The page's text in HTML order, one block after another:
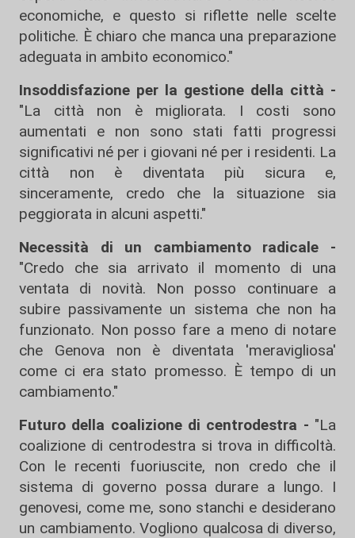
economiche, e questo si riflette nelle scelte
politiche. È chiaro che manca una preparazione
adeguata in ambito economico."
Insoddisfazione per la gestione della città -
"La città non è migliorata. I costi sono
aumentati e non sono stati fatti progressi
significativi né per i giovani né per i residenti. La
città non è diventata più sicura e,
sinceramente, credo che la situazione sia
peggiorata in alcuni aspetti."
Necessità di un cambiamento radicale -
"Credo che sia arrivato il momento di una
ventata di novità. Non posso continuare a
subire passivamente un sistema che non ha
funzionato. Non posso fare a meno di notare
che Genova non è diventata 'meravigliosa'
come ci era stato promesso. È tempo di un
cambiamento."
Futuro della coalizione di centrodestra - "La
coalizione di centrodestra si trova in difficoltà.
Con le recenti fuoriuscite, non credo che il
sistema di governo possa durare a lungo. I
genovesi, come me, sono stanchi e desiderano
un cambiamento. Vogliono qualcosa di diverso,